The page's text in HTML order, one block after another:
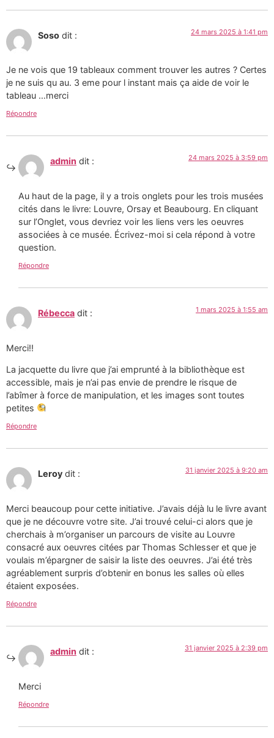
Soso dit : 24 mars 2025 à 1:41 pm
Je ne vois que 19 tableaux comment trouver les autres ? Certes
je ne suis qu au. 3 eme pour l instant mais ça aide de voir le
tableau …merci
Répondre
admin dit : 24 mars 2025 à 3:59 pm
Au haut de la page, il y a trois onglets pour les trois musées
cités dans le livre: Louvre, Orsay et Beaubourg. En cliquant
sur l’Onglet, vous devriez voir les liens vers les oeuvres
associées à ce musée. Écrivez-moi si cela répond à votre
question.
Répondre
Rébecca dit : 1 mars 2025 à 1:55 am
Merci!!
La jacquette du livre que j’ai emprunté à la bibliothèque est
accessible, mais je n’ai pas envie de prendre le risque de
l’abîmer à force de manipulation, et les images sont toutes
petites
Répondre
Leroy dit : 31 janvier 2025 à 9:20 am
Merci beaucoup pour cette initiative. J’avais déjà lu le livre avant
que je ne découvre votre site. J’ai trouvé celui-ci alors que je
cherchais à m’organiser un parcours de visite au Louvre
consacré aux oeuvres citées par Thomas Schlesser et que je
voulais m’épargner de saisir la liste des oeuvres. J’ai été très
agréablement surpris d’obtenir en bonus les salles où elles
étaient exposées.
Répondre
admin dit : 31 janvier 2025 à 2:39 pm
Merci
Répondre